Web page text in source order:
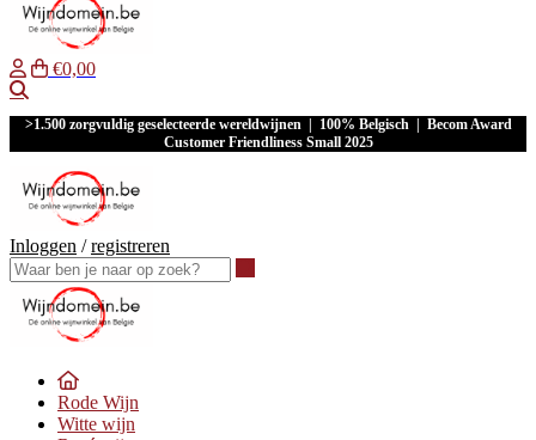
€0,00
>1.500 zorgvuldig geselecteerde wereldwijnen | 100% Belgisch | Becom Award
Customer Friendliness Small 2025
Inloggen /registreren
Rode Wijn
Witte wijn